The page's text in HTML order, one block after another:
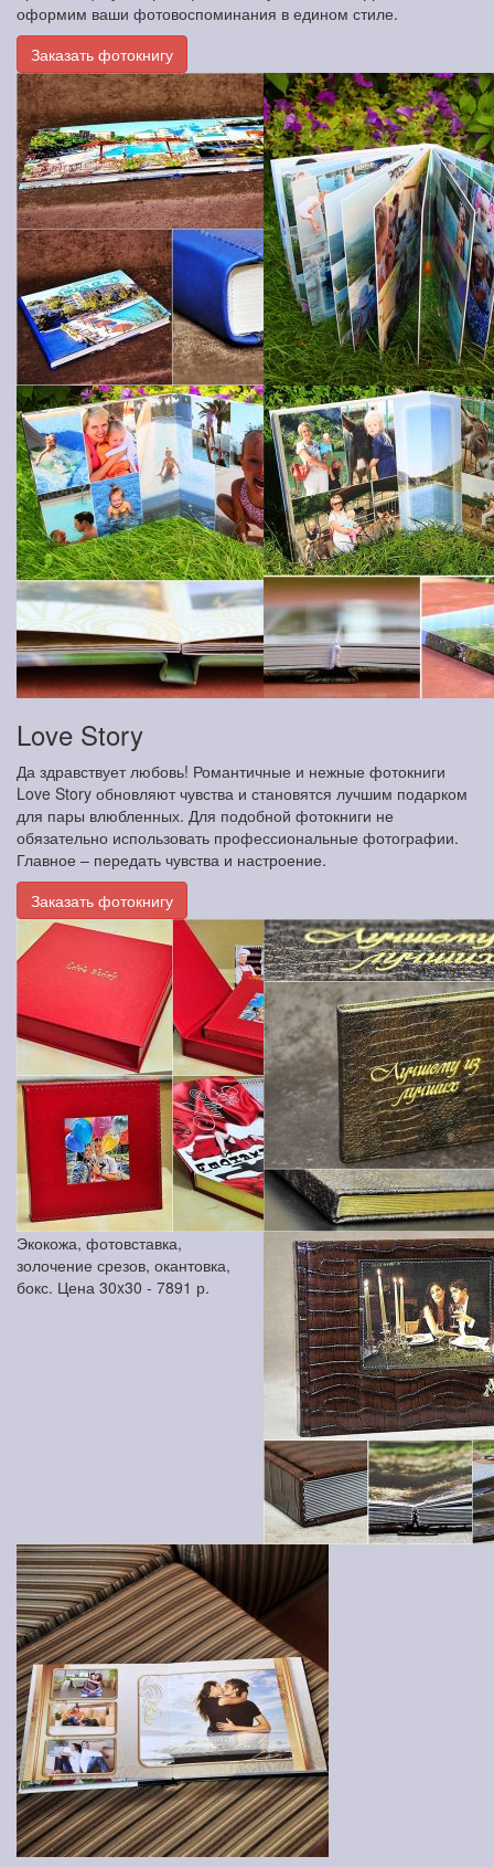
оформим ваши фотовоспоминания в едином стиле.
Заказать фотокнигу
Love Story
Да здравствует любовь! Романтичные и нежные фотокниги
Love Story обновляют чувства и становятся лучшим подарком
для пары влюбленных. Для подобной фотокниги не
обязательно использовать профессиональные фотографии.
Главное – передать чувства и настроение.
Заказать фотокнигу
Экокожа, фотовставка,
золочение срезов, окантовка,
бокс. Цена 30x30 - 7891 р.